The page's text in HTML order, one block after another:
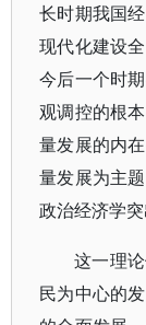
长时期我国
现代化建设
今后一个时
观调控的根
量发展的内
量发展为主
政治经济学突
这一理
民为中心的